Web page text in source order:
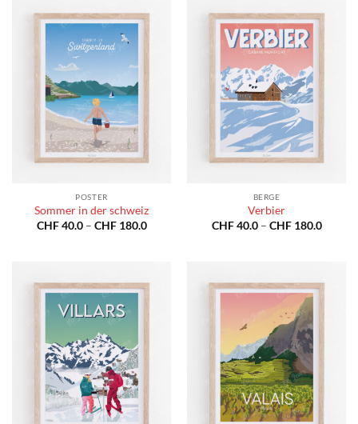
POSTER
Sommer in der schweiz
CHF40.0 – CHF180.0Preisspanne:
BERGE
Verbier
CHF40.0 – CHF180.0